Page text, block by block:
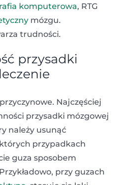
komputerowa, RTG
mózgu.
trudności.
przysadki
Najczęściej
przysadki mózgowej
należy usunąć
przypadkach
guza sposobem
przy guzach